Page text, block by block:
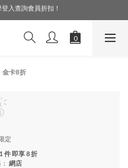
就送購物金$50！
就送購物金$50！
立即下單去～
就送購物金$50！
金卡8折
定
件 即享 8 折
網店